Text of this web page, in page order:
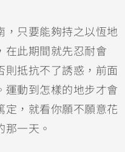
，只要能夠持之以恆地
在此期間就先忍耐會
則抵抗不了誘惑，前面
運動到怎樣的地步才會
定，就看你願不願意花
那一天。